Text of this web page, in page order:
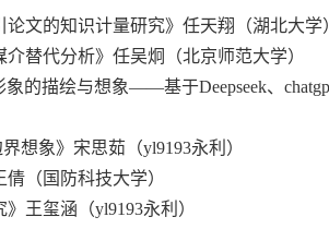
文的知识计量研究》任天翔（湖北大学
替代分析》任吴炯（北京师范大学）
的描绘与想象——基于Deepseek、
想象》宋思茹（yl9193永利）
（国防科技大学）
王玺涵（yl9193永利）